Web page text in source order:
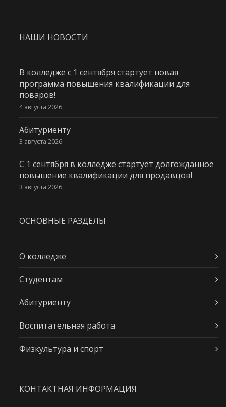
НАШИ НОВОСТИ
В колледже с 1 сентября стартует новая
программа повышения квалификации для
поваров!
4 августа 2026
Абитуриенту
3 августа 2026
С 1 сентября в колледже стартует долгожданное
повышение квалификации для продавцов!
3 августа 2026
ОСНОВНЫЕ РАЗДЕЛЫ
О колледже
Студентам
Абитуриенту
Воспитательная работа
Физкультура и спорт
КОНТАКТНАЯ ИНФОРМАЦИЯ